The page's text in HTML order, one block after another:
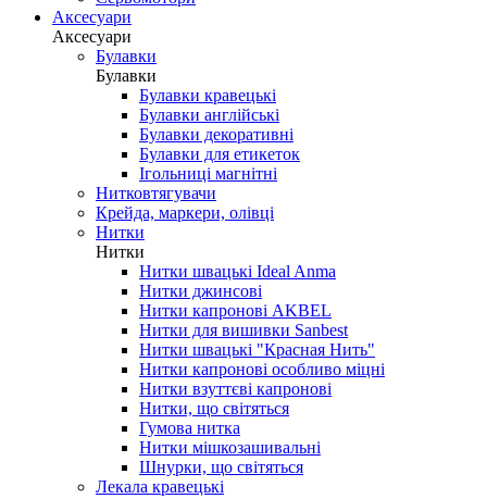
Аксесуари
Аксесуари
Булавки
Булавки
Булавки кравецькі
Булавки англійські
Булавки декоративні
Булавки для етикеток
Ігольниці магнітні
Нитковтягувачи
Крейда, маркери, олівці
Нитки
Нитки
Нитки швацькі Ideal Anma
Нитки джинсові
Нитки капронові AKBEL
Нитки для вишивки Sanbest
Нитки швацькі "Красная Нить"
Нитки капронові особливо міцні
Нитки взуттєві капронові
Нитки, що світяться
Гумова нитка
Нитки мішкозашивальні
Шнурки, що світяться
Лекала кравецькі